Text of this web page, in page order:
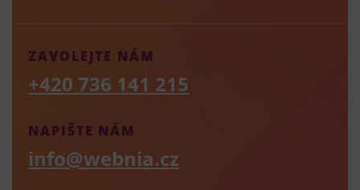
NAPIŠTE NÁM
info@webnia.cz
ZAVOLEJTE NÁM
+420 736 141 215